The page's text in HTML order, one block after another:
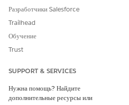
Оставьте свой отзыв, чтобы мы
Разработчики Salesforce
Trailhead
Обучение
Trust
SUPPORT & SERVICES
Нужна помощь? Найдите
дополнительные ресурсы или